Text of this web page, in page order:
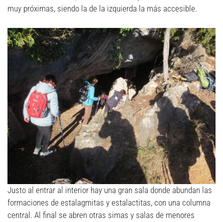
muy próximas, siendo la de la izquierda la más accesible.
Justo al entrar al interior hay una gran sala donde abundan las
formaciones de estalagmitas y estalactitas, con una columna
central. Al final se abren otras simas y salas de menores